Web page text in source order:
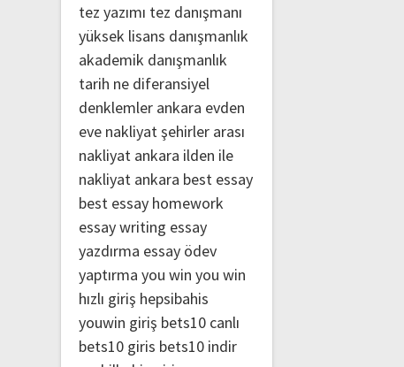
tez yazımı tez danışmanı
yüksek lisans danışmanlık
akademik danışmanlık
tarih ne diferansiyel
denklemler ankara evden
eve nakliyatşehirler arası
nakliyat ankara ilden ile
nakliyat ankara best essay
best essay homework
essay writing essay
yazdırma essay ödev
yaptırma you win you win
hızlı giriş hepsibahis
youwin giriş bets10 canlı
bets10 giris bets10 indir